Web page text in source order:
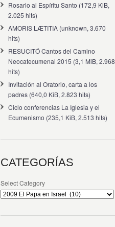
Rosario al Espíritu Santo (172,9 KiB,
2.025 hits)
AMORIS LÆTITIA (unknown, 3.670
hits)
RESUCITÓ Cantos del Camino
Neocatecumenal 2015 (3,1 MiB, 2.968
hits)
Invitación al Oratorio, carta a los
padres (640,0 KiB, 2.823 hits)
Ciclo conferencias La Iglesia y el
Ecumenismo (235,1 KiB, 2.513 hits)
CATEGORÍAS
Select Category